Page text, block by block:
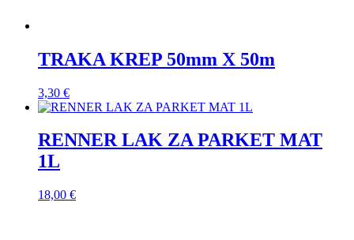
TRAKA KREP 50mm X 50m
3,30 €
RENNER LAK ZA PARKET MAT
1L
18,00 €